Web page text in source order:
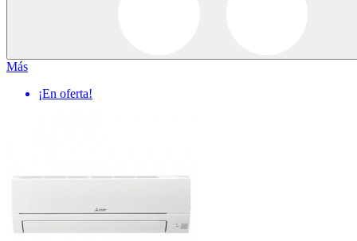
Más
¡En oferta!